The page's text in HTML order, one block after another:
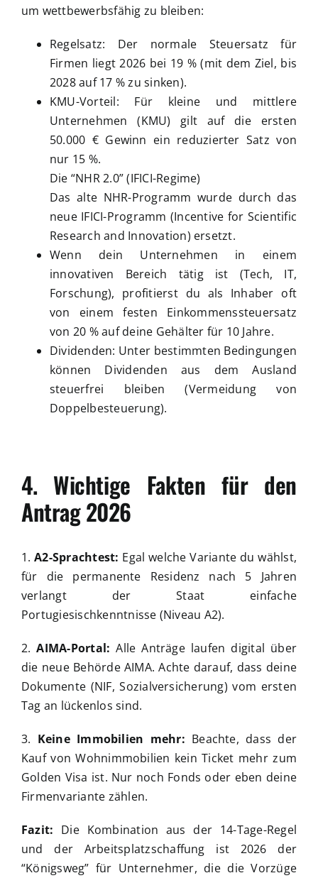
um wettbewerbsfähig zu bleiben:
Regelsatz: Der normale Steuersatz für
Firmen liegt 2026 bei 19 % (mit dem Ziel, bis
2028 auf 17 % zu sinken).
KMU-Vorteil: Für kleine und mittlere
Unternehmen (KMU) gilt auf die ersten
50.000 € Gewinn ein reduzierter Satz von
nur 15 %.
Die “NHR 2.0” (IFICI-Regime)
Das alte NHR-Programm wurde durch das
neue IFICI-Programm (Incentive for Scientific
Research and Innovation) ersetzt.
Wenn dein Unternehmen in einem
innovativen Bereich tätig ist (Tech, IT,
Forschung), profitierst du als Inhaber oft
von einem festen Einkommenssteuersatz
von 20 % auf deine Gehälter für 10 Jahre.
Dividenden: Unter bestimmten Bedingungen
können Dividenden aus dem Ausland
steuerfrei bleiben (Vermeidung von
Doppelbesteuerung).
4. Wichtige Fakten für den
Antrag 2026
1.A2-Sprachtest: Egal welche Variante du wählst,
für die permanente Residenz nach 5 Jahren
verlangt der Staat einfache
Portugiesischkenntnisse (Niveau A2).
2.AIMA-Portal: Alle Anträge laufen digital über
die neue Behörde AIMA. Achte darauf, dass deine
Dokumente (NIF, Sozialversicherung) vom ersten
Tag an lückenlos sind.
3. Keine Immobilien mehr: Beachte, dass der
Kauf von Wohnimmobilien kein Ticket mehr zum
Golden Visa ist. Nur noch Fonds oder eben deine
Firmenvariante zählen.
Fazit: Die Kombination aus der 14-Tage-Regel
und der Arbeitsplatzschaffung ist 2026 der
“Königsweg” für Unternehmer, die die Vorzüge